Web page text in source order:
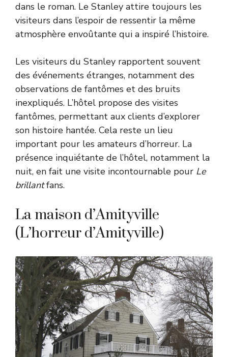
dans le roman. Le Stanley attire toujours les
visiteurs dans l’espoir de ressentir la même
atmosphère envoûtante qui a inspiré l’histoire.
Les visiteurs du Stanley rapportent souvent
des événements étranges, notamment des
observations de fantômes et des bruits
inexpliqués. L’hôtel propose des visites
fantômes, permettant aux clients d’explorer
son histoire hantée. Cela reste un lieu
important pour les amateurs d’horreur. La
présence inquiétante de l’hôtel, notamment la
nuit, en fait une visite incontournable pour Le
brillantfans.
La maison d’Amityville
(L’horreur d’Amityville)